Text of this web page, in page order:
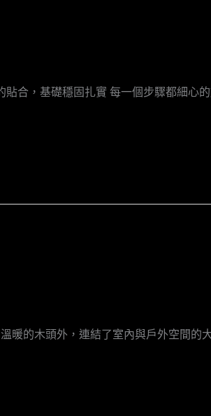
合，基礎穩固扎實 每一個步驟都細心
暖的木頭外，連結了室內與戶外空間的